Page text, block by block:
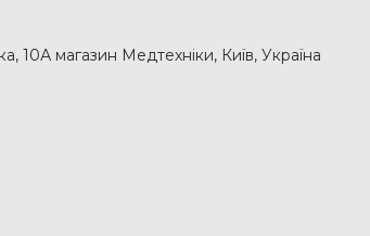
10А магазин Медтехніки, Київ, Україна